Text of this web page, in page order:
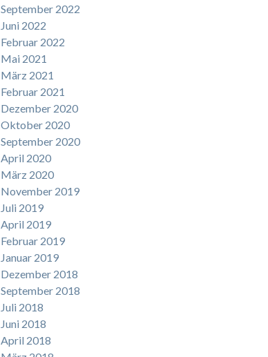
September 2022
Juni 2022
Februar 2022
Mai 2021
März 2021
Februar 2021
Dezember 2020
Oktober 2020
September 2020
April 2020
März 2020
November 2019
Juli 2019
April 2019
Februar 2019
Januar 2019
Dezember 2018
September 2018
Juli 2018
Juni 2018
April 2018